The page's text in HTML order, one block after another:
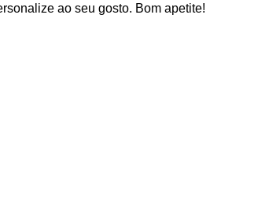
ao seu gosto. Bom apetite!